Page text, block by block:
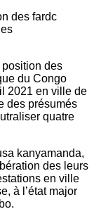
des
du Congo
2021 en ville de
des présumés
quatre
kanyamanda,
des leurs
en ville
à l’état major